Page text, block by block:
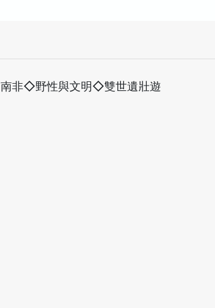
南非◇野性與文明◇雙世遺壯遊